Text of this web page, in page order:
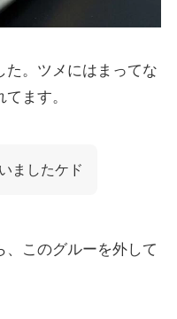
た。ツメにはまってな
ます。
ましたケド
、このグルーを外して